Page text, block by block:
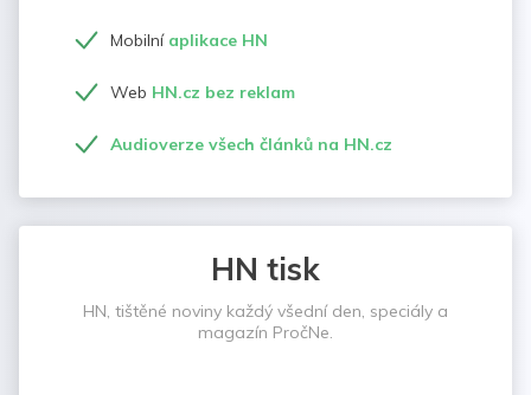
Mobilní aplikace HN
Web HN.cz bez reklam
Audioverze všech článků na HN.cz
HN tisk
HN, tištěné noviny každý všední den, speciály a
magazín PročNe.